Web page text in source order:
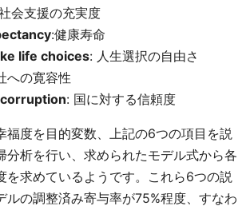
会支援の充実度
:健康寿命
life choices: 人生選択の自由さ
への寛容性
: 国に対する信頼度
福度を目的変数、上記の6つの項目を説
分析を行い、求められたモデル式から各
を求めているようです。これら6つの説
ルの調整済み寄与率が75%程度、すなわ